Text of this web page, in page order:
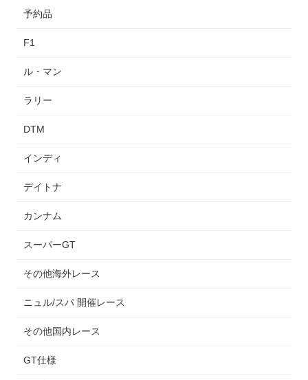
予約品
F1
ル・マン
ラリー
DTM
インディ
デイトナ
カンナム
スーパーGT
その他海外レース
ニュル/スパ 開催レース
その他国内レース
GT仕様